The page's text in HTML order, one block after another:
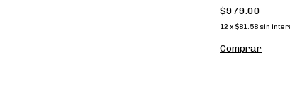
$979.00
12 x $81.58 sin
Comprar